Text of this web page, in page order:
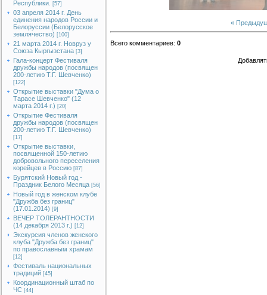
Республики. [57]
03 апреля 2014 г. День
единения народов России и
Белоруссии (Белорусское
землячество) [100]
21 марта 2014 г. Новруз у
Союза Кыргызстана [3]
Гала-концерт Фестиваля
дружбы народов (посвящен
200-летию Т.Г. Шевченко)
[122]
Открытие выставки "Дума о
Тарасе Шевченко" (12
марта 2014 г.) [20]
Открытие Фестиваля
дружбы народов (посвящен
200-летию Т.Г. Шевченко)
[17]
Открытие выставки,
посвященной 150-летию
добровольного переселения
корейцев в Россию [87]
Бурятский Новый год -
Праздник Белого Месяца [56]
Новый год в женском клубе
"Дружба без границ"
(17.01.2014) [9]
ВЕЧЕР ТОЛЕРАНТНОСТИ
(14 декабря 2013 г.) [12]
Экскурсия членов женского
клуба "Дружба без границ"
по православным храмам
[12]
Фестиваль национальных
традиций [45]
Координационный штаб по
ЧС [44]
«
Всего комментариев: 0